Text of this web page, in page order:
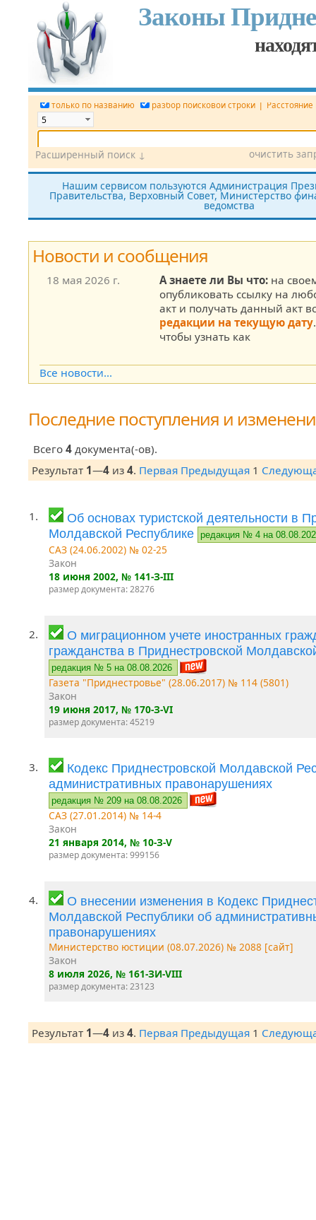
Законы
только по названию разбор поисковой строки |
Номер док. Дата
Принявший орган Источник (САЗ)
все редакции показать утратившие силу без
очистить
Расширенный поиск ↓
Нашим сервисом пользуются Администрация
Правительства, Верховный Совет, Министерство
ведомства
Новости и сообщения
18 мая 2026 г. А знаете ли Вы что: на
опубликовать ссылку на
акт и получать данный акт
редакции на текущую дату
чтобы узнать как
Все новости...
Последние поступления и
Всего 4документа(-ов).
Результат 1—4 из 4. Первая Предыдущая 1
1.
Об основах туристской деятельности в
Молдавской Республике
редакция № 4 на
САЗ (24.06.2002) № 02-25
Закон
18 июня 2002, № 141-З-III
размер документа: 28276
2.
О миграционном учете иностранных
гражданства в Приднестровской
редакция № 5 на 08.08.2026
Газета "Приднестровье" (28.06.2017) № 114 (5801)
Закон
19 июня 2017, № 170-З-VI
размер документа: 45219
3.
Кодекс Приднестровской Молдавской
административных правонарушениях
редакция № 209 на 08.08.2026
САЗ (27.01.2014) № 14-4
Закон
21 января 2014, № 10-З-V
размер документа: 999156
4.
О внесении изменения в Кодекс
Молдавской Республики об
правонарушениях
Министерство юстиции (08.07.2026) № 2088 [сайт]
Закон
8 июля 2026, № 161-ЗИ-VIII
размер документа: 23123
Результат 1—4 из 4. Первая Предыдущая 1